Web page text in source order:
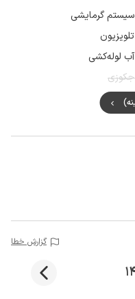
سیستم گرمایشی
تلویزیون
آب لوله‌کشی
جکوزی
گزارش خطا